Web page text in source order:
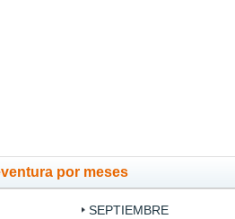
por meses
SEPTIEMBRE